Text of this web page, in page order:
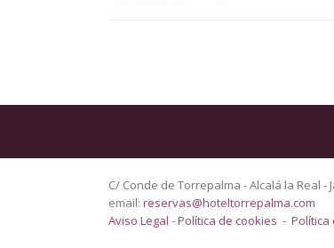
C/ Conde de Torrepalma - Alcalá la Real -
email: reservas@hoteltorrepalma.com
Aviso Legal -Política de cookies - Política